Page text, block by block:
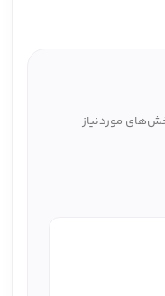
موردنیاز